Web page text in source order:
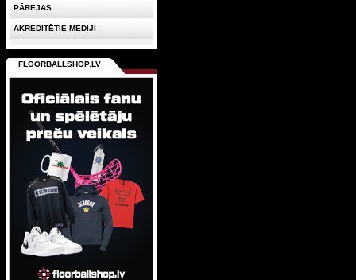
PĀREJAS
AKREDITĒTIE MEDIJI
FLOORBALLSHOP.LV